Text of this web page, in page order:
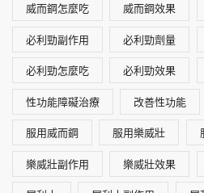
威而鋼怎麼吃 威而鋼效果
必利勁副作用 必利勁劑量
必利勁怎麼吃 必利勁效果
性功能障礙治療 改善性功能
服用威而鋼 服用樂威壯
樂威壯副作用 樂威壯效果